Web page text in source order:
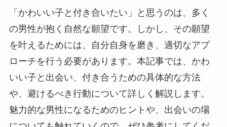
「かわいい子と付き合いたい」と思うのは、多く
の男性が抱く自然な願望です。しかし、その願望
を叶えるためには、自分自身を磨き、適切なアプ
ローチを行う必要があります。本記事では、かわ
いい子と出会い、付き合うための具体的な方法
や、避けるべき行動について詳しく解説します。
魅力的な男性になるためのヒントや、出会いの場